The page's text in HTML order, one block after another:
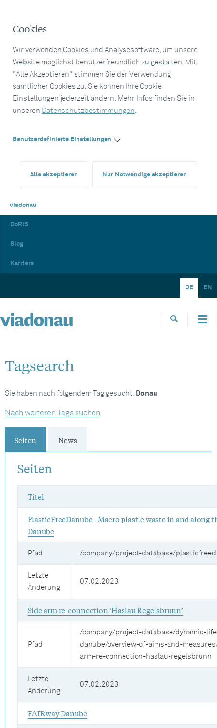
Cookies
Wir verwenden Cookies und Analysesoftware, um unsere
Website möglichst benutzerfreundlich zu gestalten. Mit
"Alle Akzeptieren" stimmen Sie der Verwendung
sämtlicher Cookies zu. Sie können Ihre Cookie
Einstellungen jederzeit ändern. Mehr Infos finden Sie in
unseren Datenschutzbestimmungen.
Benutzerdefinierte Einstellungen
Alle akzeptieren Nur Notwendige akzeptieren
viadonau
DoRIS
Blog
Karriere
DE EN
Tagsearch
Sie haben nach folgendem Tag gesucht: Donau
Nach weiteren Tags suchen
Seiten News
Seiten
Titel
PlasticFreeDanube - Macro plastic waste in and along
Danube
Pfad /company/project-database/
Letzte
Änderung
07.02.2023
Side arm re-connection ‘Haslau Regelsbrunn’
Pfad
/company/project-database/dynamic-
danube/overview-of-aims-and-
arm-re-connection-haslau-regelsbrunn
Letzte
Änderung
07.02.2023
FAIRway Danube